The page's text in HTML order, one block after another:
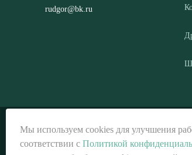
rudgor@bk.ru
© ООО «РГМ-УРАЛ», 2026
Мы используем cookies для улучшения
соответствии с Политикой